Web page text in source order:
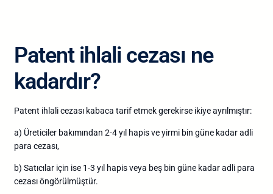
Patent ihlali cezası ne
kadardır?
Patent ihlali cezası kabaca tarif etmek gerekirse ikiye ayrılmıştır:
a) Üreticiler bakımından 2-4 yıl hapis ve yirmi bin güne kadar adli
para cezası,
b) Satıcılar için ise 1-3 yıl hapis veya beş bin güne kadar adli para
cezası öngörülmüştür.